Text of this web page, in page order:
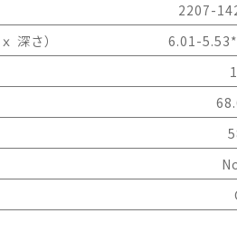
2207-
深さ）
6.01-